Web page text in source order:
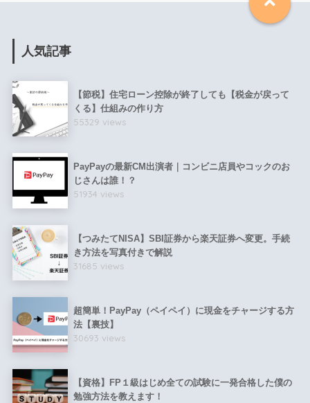
人気記事
【節税】住宅ローン控除が終了しても【税金が戻って
くる】仕組みの作り方
55329 views
PayPayの最新CM出演者｜コンビニ店員やコックのお
じさんは誰！？
51934 views
【つみたてNISA】SBI証券から楽天証券へ変更。手続
き方法を写真付きで解説
31685 views
超簡単！PayPay（ペイペイ）に現金をチャージする方
法【裏技】
30693 views
【資格】FP１級はじめ全ての試験に一発合格した僕の
勉強方法を教えます！